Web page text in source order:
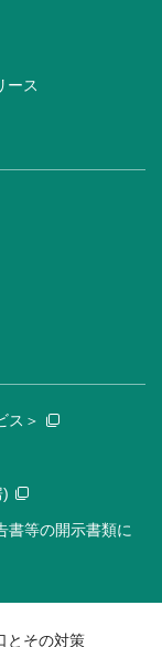
ース
ス＞
)
書等の開示書類に
とその対策